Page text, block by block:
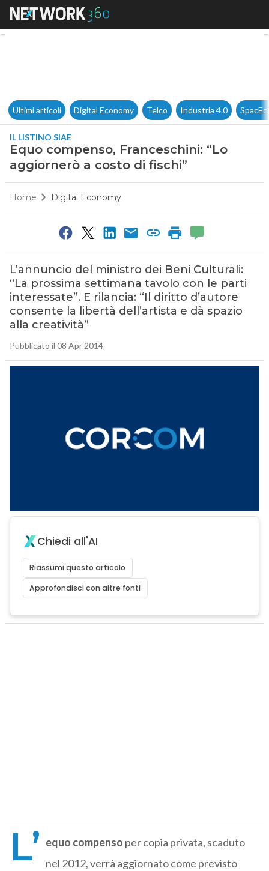
Equo compenso,
Ultimi articoli Digital Economy Telco Industria 4.0
IL LISTINO SIAE
Equo compenso, Franceschini: “Lo
aggiornerò a costo di fischi”
Home Digital Economy
L’annuncio del ministro dei Beni Culturali:
“La prossima settimana tavolo con le parti
interessate”. E rilancia: “Il diritto d’autore
consente la libertà dell’artista e dà spazio
alla creatività”
Pubblicato il 08 Apr 2014
Chiedi all'AI
Riassumi questo articolo
Approfondisci con altre fonti
L’ equo compenso per copia privata, scaduto
nel 2012, verrà aggiornato come previsto